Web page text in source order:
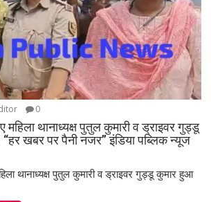
0
थानाध्यक्ष पुतुल कुमारी व ड्राइवर गुड्डू
खबर पर पैनी नजर” इंडिया पब्लिक न्यूज
थानाध्यक्ष पुतुल कुमारी व ड्राइवर गुड्डू कुमार हुआ